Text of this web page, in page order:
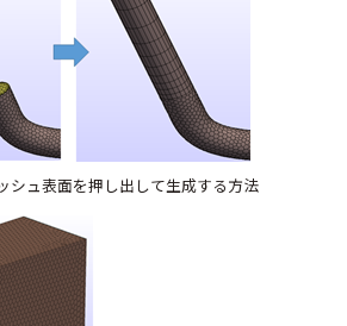
シュ表面を押し出して生成する方法